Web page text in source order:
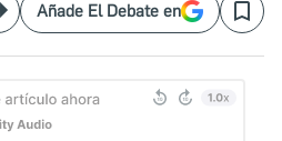
Añade El Debate en Save